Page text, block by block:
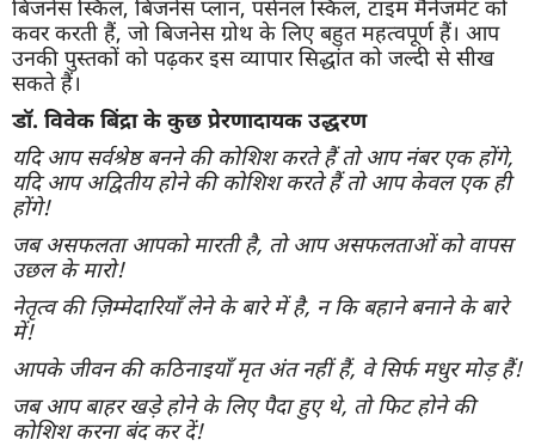
बिजनेस स्किल, बिजनेस प्लान, पर्सनल स्किल, टाइम मैनेजमेंट को
कवर करती हैं, जो बिजनेस ग्रोथ के लिए बहुत महत्वपूर्ण हैं। आप
उनकी पुस्तकों को पढ़कर इस व्यापार सिद्धांत को जल्दी से सीख
सकते हैं।
डॉ. विवेक बिंद्रा के कुछ प्रेरणादायक उद्धरण
यदि आप सर्वश्रेष्ठ बनने की कोशिश करते हैं तो आप नंबर एक होंगे,
यदि आप अद्वितीय होने की कोशिश करते हैं तो आप केवल एक ही
होंगे!
जब असफलता आपको मारती है, तो आप असफलताओं को वापस
उछल के मारो!
नेतृत्व की ज़िम्मेदारियाँ लेने के बारे में है, न कि बहाने बनाने के बारे
में!
आपके जीवन की कठिनाइयाँ मृत अंत नहीं हैं, वे सिर्फ मधुर मोड़ हैं!
जब आप बाहर खड़े होने के लिए पैदा हुए थे, तो फिट होने की
कोशिश करना बंद कर दें!